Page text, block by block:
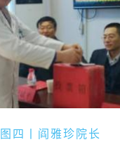
图四丨阎雅珍院长